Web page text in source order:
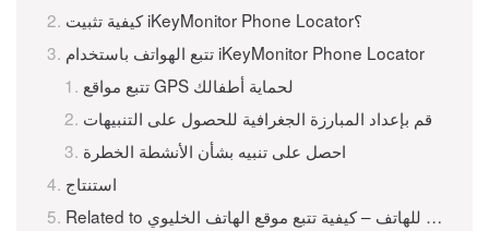
كيفية تثبيت iKeyMonitor Phone Locator؟
تتبع الهواتف باستخدام iKeyMonitor Phone Locator
تتبع مواقع GPS لحماية أطفالك
قم بإعداد المبارزة الجغرافية للحصول على التنبيهات
احصل على تنبيه بشأن الأنشطة الخطرة
استنتاج
Related to أفضل محدد للهاتف – كيفية تتبع موقع الهاتف الخليوي